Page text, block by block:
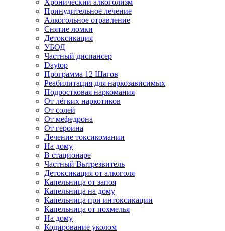
Хронический алкоголизм
Принудительное лечение
Алкогольное отравление
Снятие ломки
Детоксикация
УБОД
Частный диспансер
Daytop
Программа 12 Шагов
Реабилитация для наркозависимых
Подростковая наркомания
От лёгких наркотиков
От солей
От мефедрона
От героина
Лечение токсикомании
На дому
В стационаре
Частный Вытрезвитель
Детоксикация от алкоголя
Капельница от запоя
Капельница на дому
Капельница при интоксикации
Капельница от похмелья
На дому
Кодирование уколом